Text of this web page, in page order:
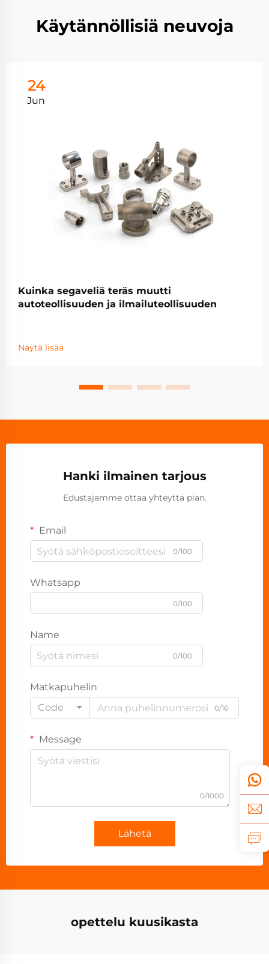
Käytännöllisiä neuvoja
24
Jun
Kuinka segaveliä teräs muutti
autoteollisuuden ja ilmailuteollisuuden
Näytä lisää
Hanki ilmainen tarjous
Edustajamme ottaa yhteyttä pian.
Email
0/100
Whatsapp
0/100
Name
0/100
Matkapuhelin
Code
0/16
Message
0/1000
Lähetä
opettelu kuusikasta